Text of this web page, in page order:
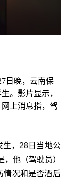
日晚，云南保
。影片显示，
上消息指，驾
生，28日当地公
他（驾驶员）
情况和是否酒后